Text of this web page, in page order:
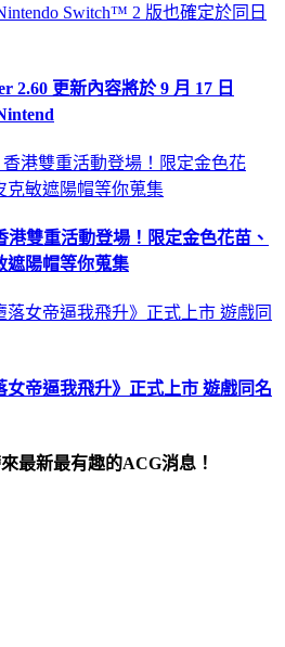
2.60 更新內容將於 9 月 17 日
港雙重活動登場！限定金色花苗、
遮陽帽等你蒐集
女帝逼我飛升》正式上市 遊戲同名
最新最有趣的ACG消息！